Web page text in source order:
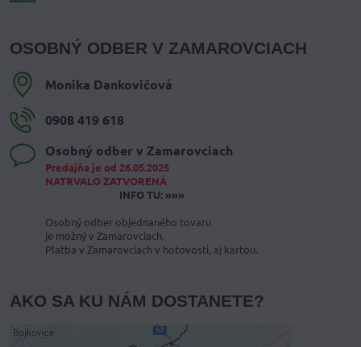
OSOBNÝ ODBER V ZAMAROVCIACH
Monika Dankovičová
0908 419 618
Osobný odber v Zamarovciach
Predajňa je od 26.05.2025
NATRVALO ZATVORENÁ
INFO TU: »»»
Osobný odber objednaného tovaru
je možný v Zamarovciach.
Platba v Zamarovciach v hotovosti, aj kartou.
AKO SA KU NÁM DOSTANETE?